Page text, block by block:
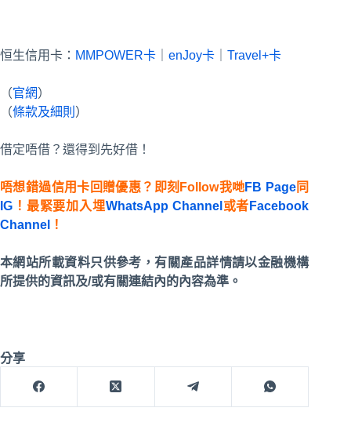
恒生信用卡： MMPOWER卡 enJoy卡 Travel+卡
（官網）
（條款及細則 ）
借定唔借？還得到先好借！
唔想錯過信用卡回贈優惠？即刻Follow我哋FB Page同
IG ！最緊要加入埋WhatsApp Channel 或者 Facebook
Channel
！
本網站所載資料只供參考，有關產品詳情請以金融機構
所提供的資訊及/或有關連結內的內容為準。
分享